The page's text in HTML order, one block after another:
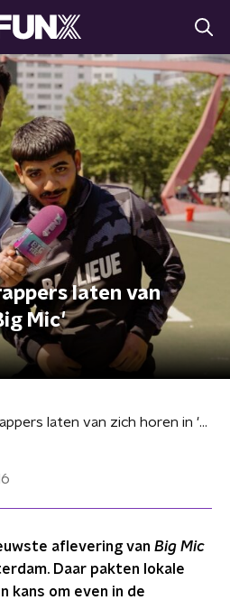
laten van
Mic'
Rotterdamse rappers laten van zich horen in 'Big Mic'
aflevering van Big Mic
Daar pakten lokale
kans om even in de